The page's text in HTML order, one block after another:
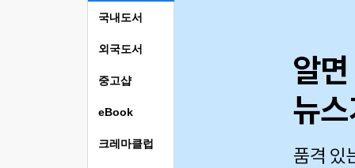
국내도서
외국도서
중고샵
eBook
크레마클럽